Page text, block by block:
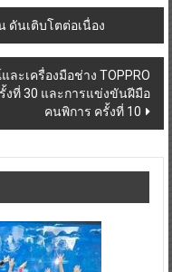
ดันเติบโตต่อเนื่อง
ะเครื่องมือช่าง TOPPRO
ที่ 30 และการแข่งขันฝีมือ
คนพิการ ครั้งที่ 10